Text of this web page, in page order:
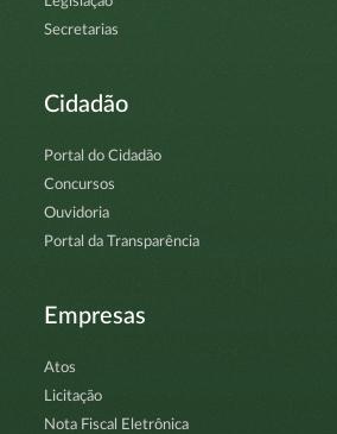
Secretarias
Cidadão
Portal do Cidadão
Concursos
Ouvidoria
Portal da Transparência
Empresas
Atos
Licitação
Nota Fiscal Eletrônica